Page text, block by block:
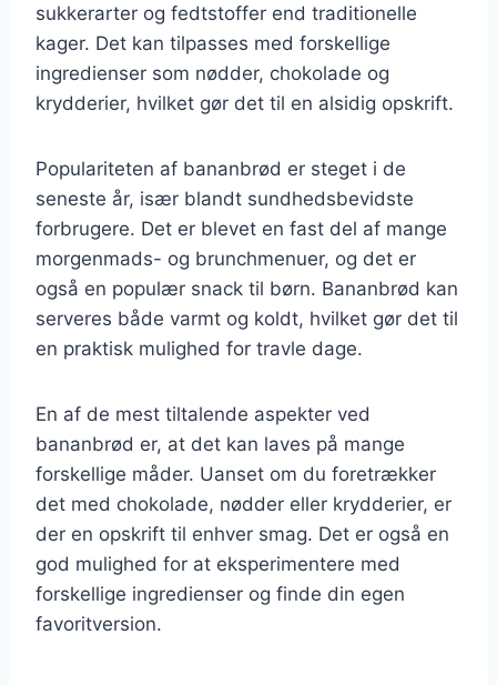
sukkerarter og fedtstoffer end traditionelle
kager. Det kan tilpasses med forskellige
ingredienser som nødder, chokolade og
krydderier, hvilket gør det til en alsidig opskrift.
Populariteten af bananbrød er steget i de
seneste år, især blandt sundhedsbevidste
forbrugere. Det er blevet en fast del af mange
morgenmads- og brunchmenuer, og det er
også en populær snack til børn. Bananbrød kan
serveres både varmt og koldt, hvilket gør det til
en praktisk mulighed for travle dage.
En af de mest tiltalende aspekter ved
bananbrød er, at det kan laves på mange
forskellige måder. Uanset om du foretrækker
det med chokolade, nødder eller krydderier, er
der en opskrift til enhver smag. Det er også en
god mulighed for at eksperimentere med
forskellige ingredienser og finde din egen
favoritversion.